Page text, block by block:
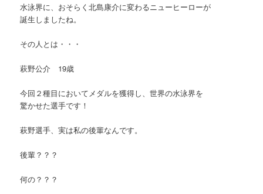
水泳界に、おそらく北島康介に変わるニューヒーローが
誕生しましたね。
その人とは・・・
萩野公介 19歳
今回２種目においてメダルを獲得し、世界の水泳界を
驚かせた選手です！
萩野選手、実は私の後輩なんです。
後輩？？？
何の？？？